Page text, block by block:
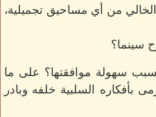
من أي مساحيق تجميلية،
سينما؟
سهولة موافقتها؟ على ما
بأفكاره السلبية خلفه وبادر